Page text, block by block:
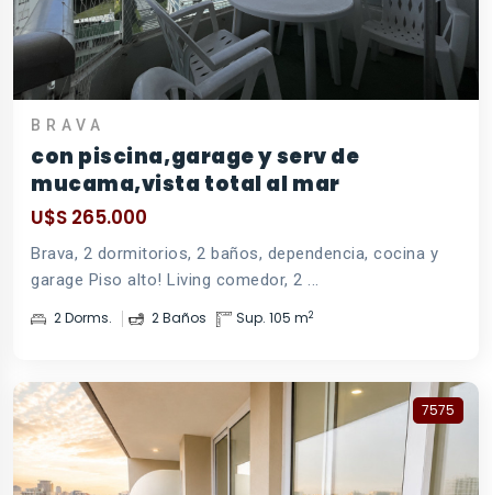
BRAVA
con piscina,garage y serv de
mucama,vista total al mar
U$S 265.000
Brava, 2 dormitorios, 2 baños, dependencia, cocina y
garage Piso alto! Living comedor, 2 ...
2 Dorms. 2 Baños Sup. 105 m2
7575